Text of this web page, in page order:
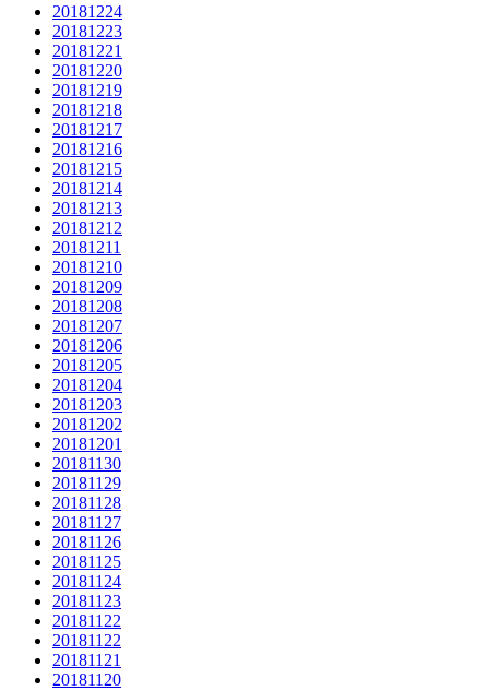
20181224
20181223
20181221
20181220
20181219
20181218
20181217
20181216
20181215
20181214
20181213
20181212
20181211
20181210
20181209
20181208
20181207
20181206
20181205
20181204
20181203
20181202
20181201
20181130
20181129
20181128
20181127
20181126
20181125
20181124
20181123
20181122
20181122
20181121
20181120